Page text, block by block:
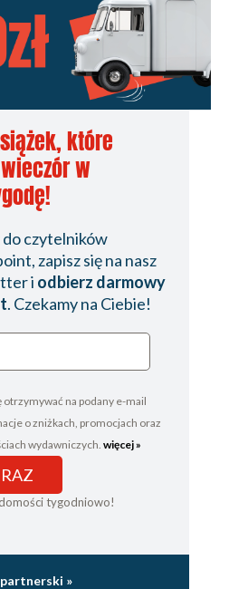
które
w
do czytelników
zapisz się na nasz
i odbierz darmowy
. Czekamy na Ciebie!
otrzymywać na podany e-mail
o zniżkach, promocjach oraz
wydawniczych. więcej »
tygodniowo!
»